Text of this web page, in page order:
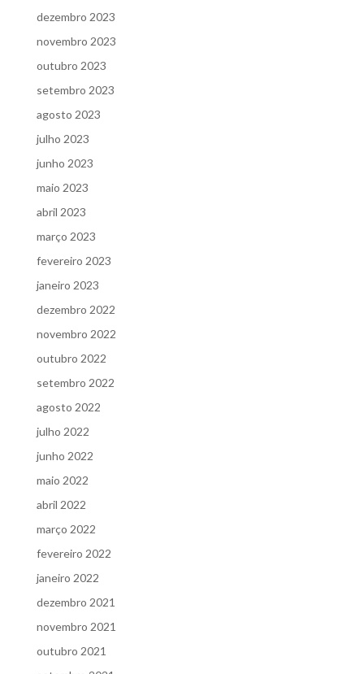
dezembro 2023
novembro 2023
outubro 2023
setembro 2023
agosto 2023
julho 2023
junho 2023
maio 2023
abril 2023
março 2023
fevereiro 2023
janeiro 2023
dezembro 2022
novembro 2022
outubro 2022
setembro 2022
agosto 2022
julho 2022
junho 2022
maio 2022
abril 2022
março 2022
fevereiro 2022
janeiro 2022
dezembro 2021
novembro 2021
outubro 2021